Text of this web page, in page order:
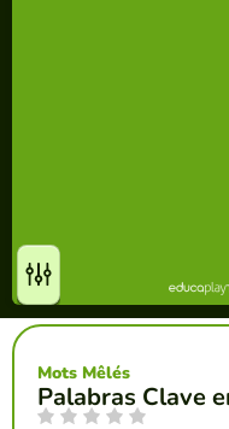
Palabras Clave
Mots Mêlés